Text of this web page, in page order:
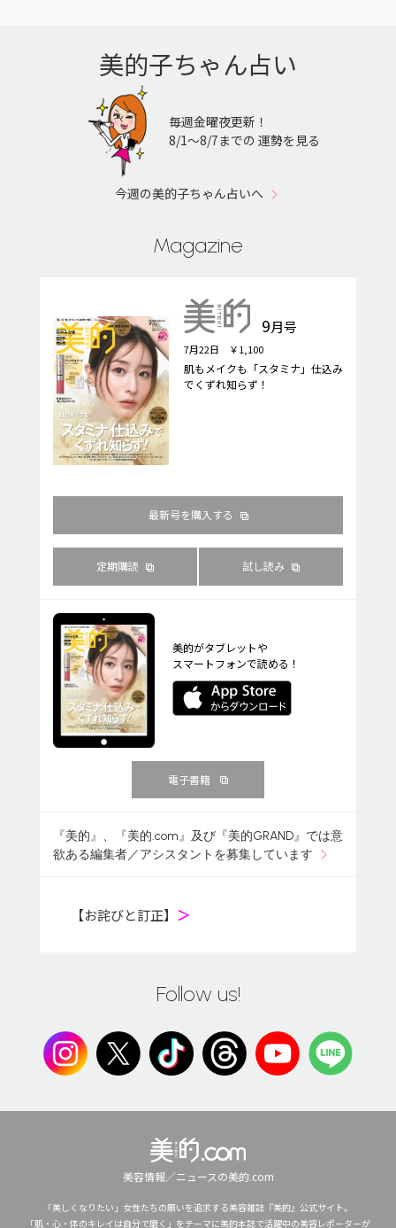
美的子ちゃん占い
毎週金曜夜更新！
8/1〜8/7までの 運勢を見る
今週の美的子ちゃん占いへ
Magazine
9月号
7月22日 ￥1,100
肌もメイクも「スタミナ」仕込み
でくずれ知らず！
最新号を購入する
定期購読 試し読み
美的がタブレットや
スマートフォンで読める！
電子書籍
『美的』、『美的.com』及び『美的GRAND』では意
欲ある編集者／アシスタントを募集しています
【お詫びと訂正】 ＞
Follow us!
美容情報／ニュースの美的.com
「美しくなりたい」女性たちの願いを追求する美容雑誌『美的』公式サイト。
「肌・心・体のキレイは自分で磨く」をテーマに美的本誌で活躍中の美容レポーターが